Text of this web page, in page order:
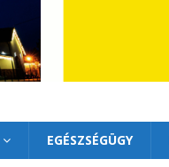
EGÉSZSÉGÜGY